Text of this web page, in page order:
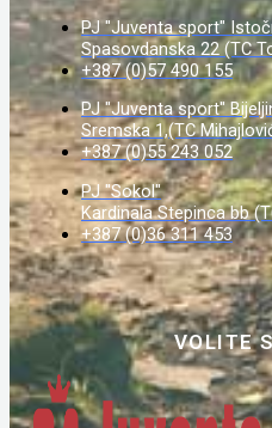
PJ "Juventa sport"
Spasovdanska 22 (TC
+387 (0)57 490 155
PJ "Juventa sport"
Sremska 1,(TC
+387 (0)55 243 052
PJ "Sokol"
Kardinala Stepinca bb
+387 (0)36 311 453
VOLITE